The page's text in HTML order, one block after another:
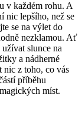
v každém rohu. A
nic lepšího, než se
se na výlet do
nezklamou. Ať
slunce na
a nádherné
nic z toho, co vás
příběhu
míst.